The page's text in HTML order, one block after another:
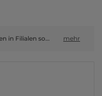
Online-Preise können von den Preisen in Filialen sowie Shop-in-Shop-Flächen abweichen. mehr